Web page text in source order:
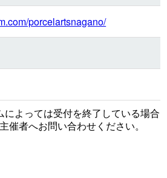
porcelartsnagano/
よっては受付を終了している場合
催者へお問い合わせください。